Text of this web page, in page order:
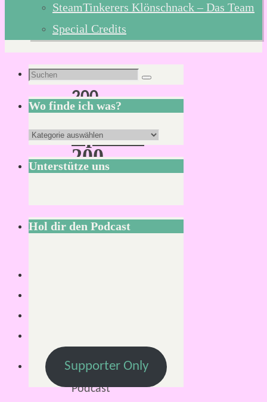
SteamTinkerers Klönschnack – Das Team
Special Credits
Schlagwort:
200
Episode
200
Lesezeit:
weit!
Der
Podcast
Suchen
nach:
Suchen
Wo finde ich was?
Wo
finde
ich
Unterstütze uns
Hol dir den Podcast
Supporter Only